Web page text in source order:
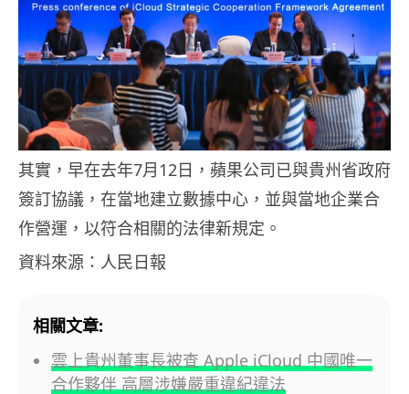
其實，早在去年7月12日，蘋果公司已與貴州省政府
簽訂協議，在當地建立數據中心，並與當地企業合
作營運，以符合相關的法律新規定。
資料來源：人民日報
相關文章:
雲上貴州董事長被查 Apple iCloud 中國唯一
合作夥伴 高層涉嫌嚴重違紀違法